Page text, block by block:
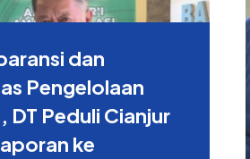
dan
Pengelolaan
DT Peduli Cianjur
ke